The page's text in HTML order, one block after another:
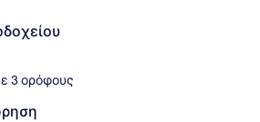
3 ορόφους